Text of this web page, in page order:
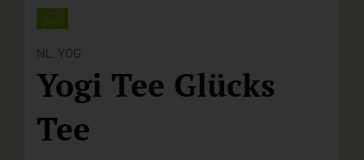
NL, YOG
Yogi Tee Glücks
Tee